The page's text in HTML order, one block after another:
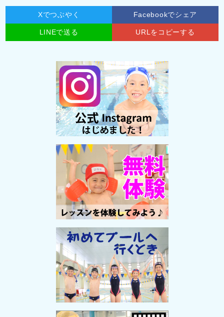
Xでつぶやく Facebookでシェア
LINEで送る URLをコピーする